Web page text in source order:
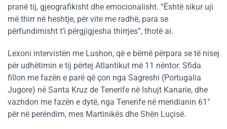
pranë tij, gjeografikisht dhe emocionalisht. “Është sikur uji
më thirr në heshtje, për vite me radhë, para se
përfundimisht t’i përgjigjesha thirrjes”, thotë ai.
Lexoni intervistën me Lushon, që e bëmë përpara se të nisej
për udhëtimin e tij përtej Atlantikut më 11 nëntor. Sfida
fillon me fazën e parë që çon nga Sagreshi (Portugalia
Jugore) në Santa Kruz de Tenerife në Ishujt Kanarie, dhe
vazhdon me fazën e dytë, nga Tenerife në meridianin 61°
për në perëndim, mes Martinikës dhe Shën Luçisë.